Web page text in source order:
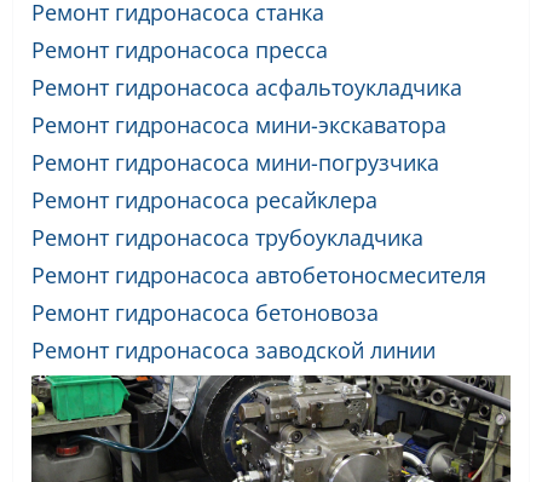
Ремонт гидронасоса станка
Ремонт гидронасоса пресса
Ремонт гидронасоса асфальтоукладчика
Ремонт гидронасоса мини-экскаватора
Ремонт гидронасоса мини-погрузчика
Ремонт гидронасоса ресайклера
Ремонт гидронасоса трубоукладчика
Ремонт гидронасоса автобетоносмесителя
Ремонт гидронасоса бетоновоза
Ремонт гидронасоса заводской линии